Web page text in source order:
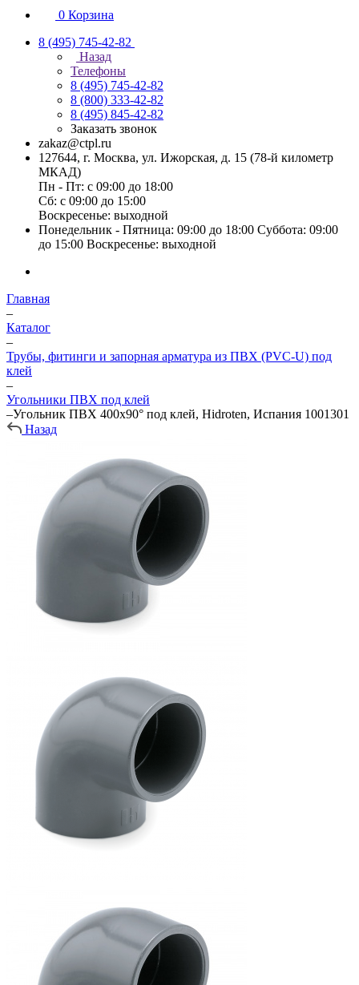
0 Корзина
8 (495) 745-42-82
Назад
Телефоны
8 (495) 745-42-82
8 (800) 333-42-82
8 (495) 845-42-82
Заказать звонок
zakaz@ctpl.ru
127644, г. Москва, ул. Ижорская, д. 15 (78-й километр
МКАД)
Пн - Пт: с 09:00 до 18:00
Сб: с 09:00 до 15:00
Воскресенье: выходной
Понедельник - Пятница: 09:00 до 18:00 Суббота: 09:00
до 15:00 Воскресенье: выходной
Главная
–
Каталог
–
Трубы, фитинги и запорная арматура из ПВХ (PVC-U) под
клей
–
Угольники ПВХ под клей
–Угольник ПВХ 400х90° под клей, Hidroten, Испания 1001301
Назад